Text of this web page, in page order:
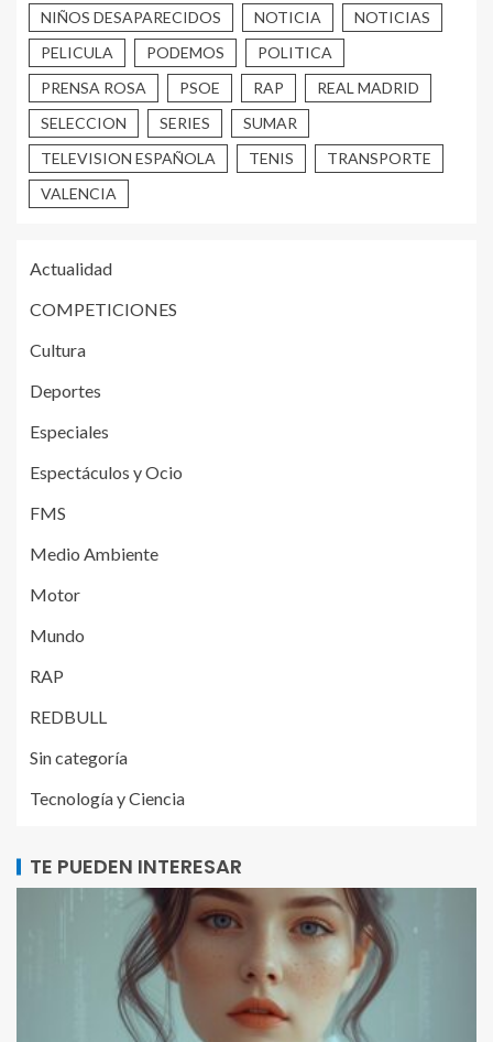
NIÑOS DESAPARECIDOS NOTICIA
NOTICIAS
PELICULA
PODEMOS
POLITICA
PRENSA ROSA
PSOE RAP
REAL MADRID
SELECCION
SERIES
SUMAR
TELEVISION ESPAÑOLA
TENIS
TRANSPORTE
VALENCIA
Actualidad
COMPETICIONES
Cultura
Deportes
Especiales
Espectáculos y Ocio
FMS
Medio Ambiente
Motor
Mundo
RAP
REDBULL
Sin categoría
Tecnología y Ciencia
TE PUEDEN INTERESAR